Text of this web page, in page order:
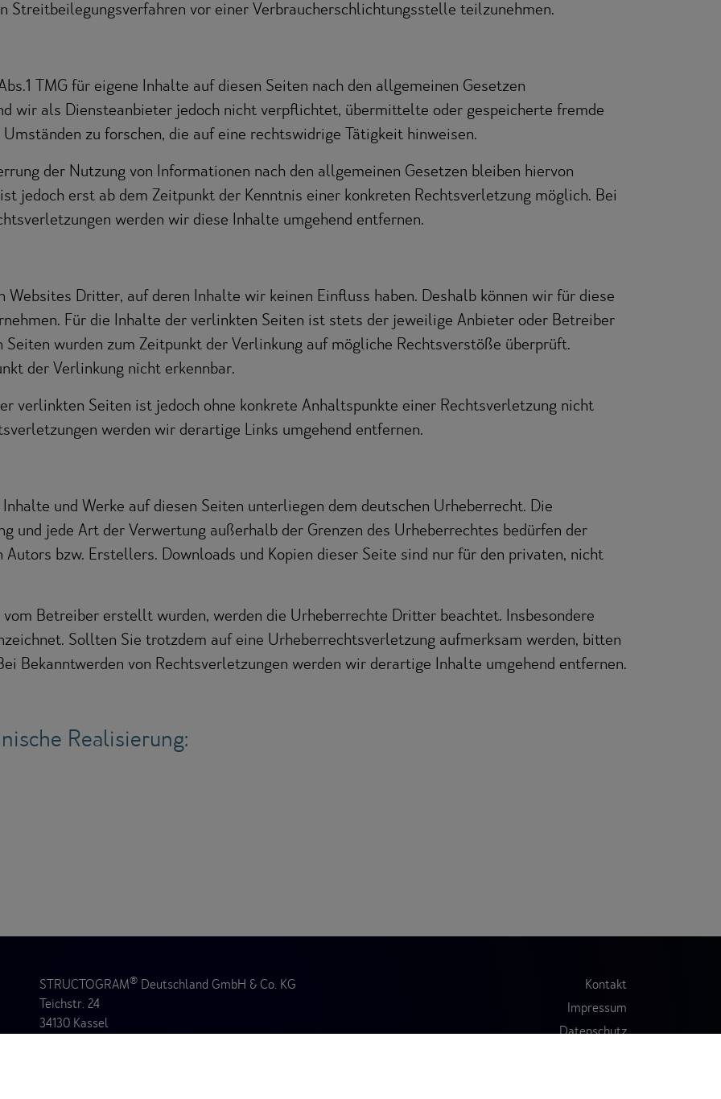
vor einer Verbraucherschlichtungsstelle teilzunehmen.
TMG für eigene Inhalte auf diesen Seiten nach den allgemeinen Gesetzen
wir als Diensteanbieter jedoch nicht verpflichtet, übermittelte oder gespeicherte fremde
zu forschen, die auf eine rechtswidrige Tätigkeit hinweisen.
der Nutzung von Informationen nach den allgemeinen Gesetzen bleiben hiervon
jedoch erst ab dem Zeitpunkt der Kenntnis einer konkreten Rechtsverletzung möglich. Bei
werden wir diese Inhalte umgehend entfernen.
Dritter, auf deren Inhalte wir keinen Einfluss haben. Deshalb können wir für diese
Für die Inhalte der verlinkten Seiten ist stets der jeweilige Anbieter oder Betreiber
wurden zum Zeitpunkt der Verlinkung auf mögliche Rechtsverstöße überprüft.
der Verlinkung nicht erkennbar.
verlinkten Seiten ist jedoch ohne konkrete Anhaltspunkte einer Rechtsverletzung nicht
werden wir derartige Links umgehend entfernen.
und Werke auf diesen Seiten unterliegen dem deutschen Urheberrecht. Die
und jede Art der Verwertung außerhalb der Grenzen des Urheberrechtes bedürfen der
bzw. Erstellers. Downloads und Kopien dieser Seite sind nur für den privaten, nicht
Betreiber erstellt wurden, werden die Urheberrechte Dritter beachtet. Insbesondere
Sollten Sie trotzdem auf eine Urheberrechtsverletzung aufmerksam werden, bitten
Bekanntwerden von Rechtsverletzungen werden wir derartige Inhalte umgehend entfernen.
Realisierung:
STRUCTOGRAM® Deutschland GmbH & Co. KG
Teichstr. 24
34130 Kassel
Kontakt
Impressum
Datenschutz